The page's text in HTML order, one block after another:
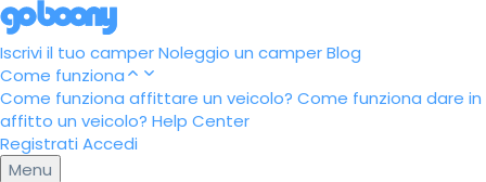
Iscrivi il tuo camperNoleggio un camperBlog
Come funziona
Come funziona affittare un veicolo? Come funziona dare in
affitto un veicolo? Help Center
Registrati Accedi
Menu